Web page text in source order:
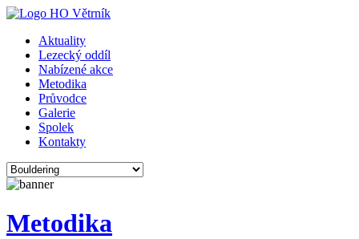
Aktuality
Lezecký oddíl
Nabízené akce
Metodika
Průvodce
Galerie
Spolek
Kontakty
Metodika